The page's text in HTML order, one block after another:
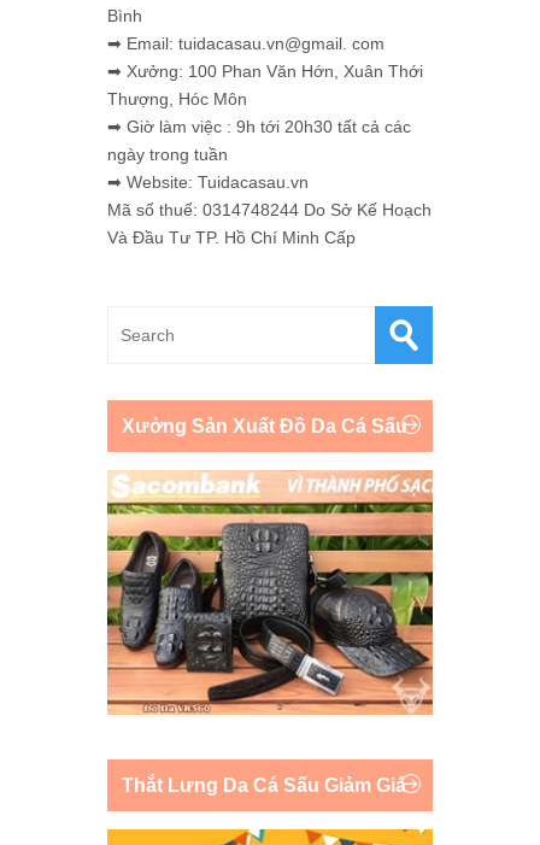
Bình
➡ Email: tuidacasau.vn@gmail. com
➡ Xưởng: 100 Phan Văn Hớn, Xuân Thới
Thượng, Hóc Môn
➡ Giờ làm việc : 9h tới 20h30 tất cả các
ngày trong tuần
➡ Website: Tuidacasau.vn
Mã số thuế: 0314748244 Do Sở Kế Hoạch
Và Đầu Tư TP. Hồ Chí Minh Cấp
Xưởng Sản Xuất Đồ Da Cá Sấu
Thắt Lưng Da Cá Sấu Giảm Giá